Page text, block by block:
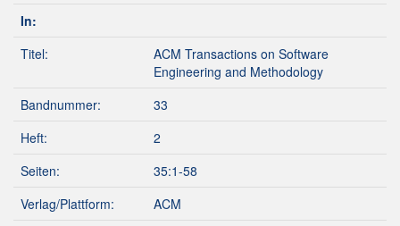
In:
Titel:
ACM Transactions on Software
Engineering and Methodology
Bandnummer:
33
Heft:
2
Seiten:
35:1-58
Verlag/Plattform:
ACM